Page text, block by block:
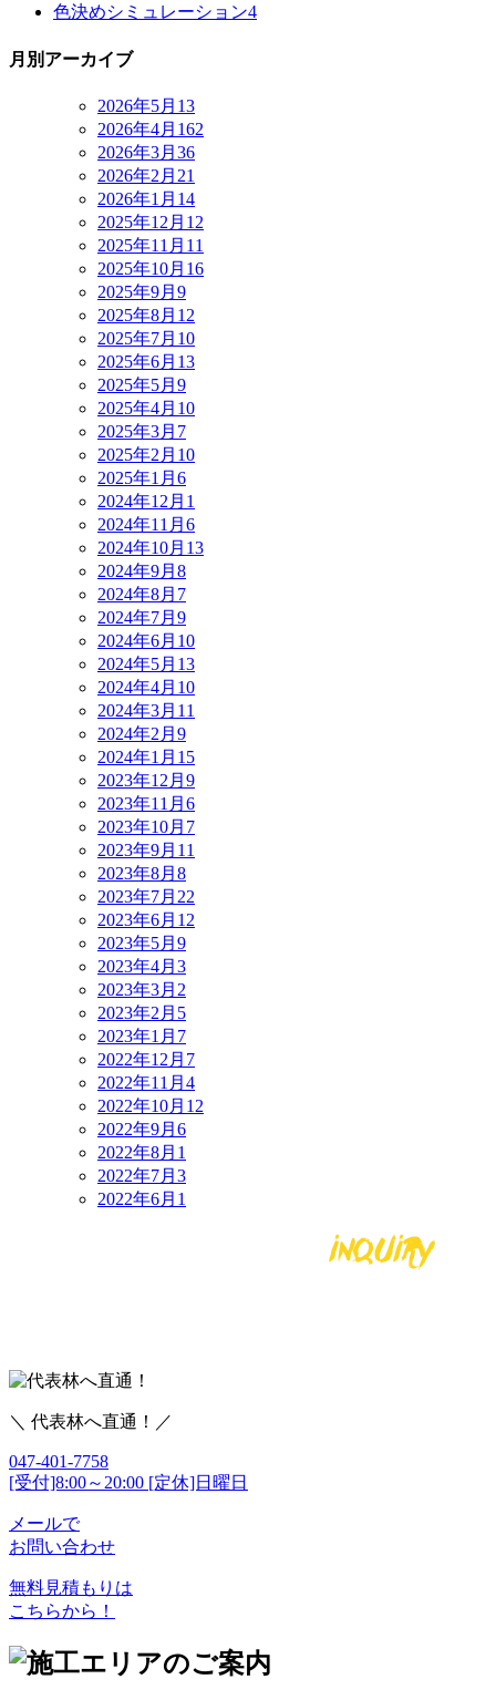
色決めシミュレーション4
月別アーカイブ
2026年5月 13
2026年4月 162
2026年3月 36
2026年2月 21
2026年1月 14
2025年12月 12
2025年11月 11
2025年10月 16
2025年9月 9
2025年8月 12
2025年7月 10
2025年6月 13
2025年5月 9
2025年4月 10
2025年3月 7
2025年2月 10
2025年1月 6
2024年12月 1
2024年11月 6
2024年10月 13
2024年9月 8
2024年8月 7
2024年7月 9
2024年6月 10
2024年5月 13
2024年4月 10
2024年3月 11
2024年2月 9
2024年1月 15
2023年12月 9
2023年11月 6
2023年10月 7
2023年9月 11
2023年8月 8
2023年7月 22
2023年6月 12
2023年5月 9
2023年4月 3
2023年3月 2
2023年2月 5
2023年1月 7
2022年12月 7
2022年11月 4
2022年10月 12
2022年9月 6
2022年8月 1
2022年7月 3
2022年6月 1
＼ 代表林へ直通！／
047-401-7758
[受付]8:00～20:00 [定休]日曜日
メールで
お問い合わせ
無料見積もりは
こちらから！